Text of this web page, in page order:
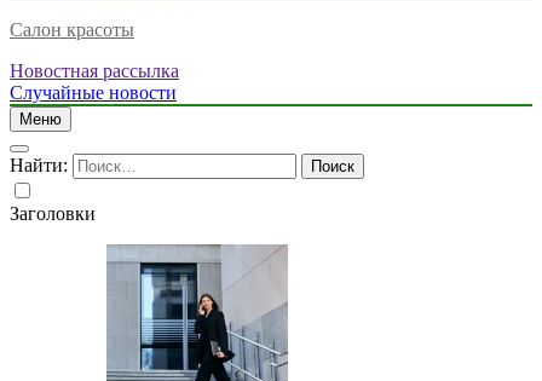
Салон красоты
Новостная рассылка
Случайные новости
Меню
Найти:
Заголовки